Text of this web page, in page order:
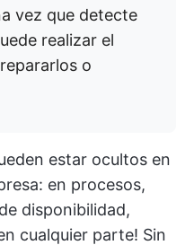
vez que detecte
realizar el
o
estar ocultos en
en procesos,
disponibilidad,
cualquier parte! Sin